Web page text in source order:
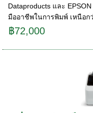
Dataproducts และ
มืออาชีพในการพิมพ์ เหนือก
฿72,000